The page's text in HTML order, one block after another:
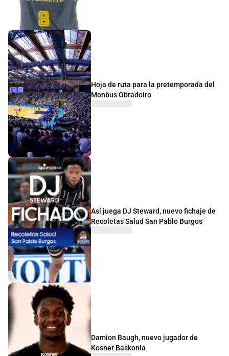
Hoja de ruta para la pretemporada del
Monbus Obradoiro
Así juega DJ Steward, nuevo fichaje de
Recoletas Salud San Pablo Burgos
Damion Baugh, nuevo jugador de
Kosner Baskonia